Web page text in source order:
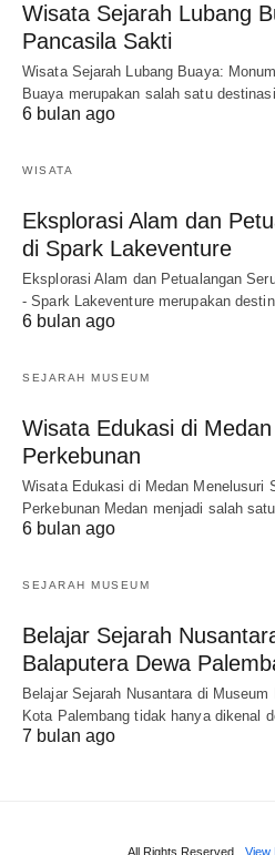
Wisata Sejarah Lubang
Pancasila Sakti
Wisata Sejarah Lubang Buaya:
Buaya merupakan salah satu
6 bulan ago
WISATA
Eksplorasi Alam dan
di Spark Lakeventure
Eksplorasi Alam dan Petualangan
- Spark Lakeventure merupakan
6 bulan ago
SEJARAH MUSEUM
Wisata Edukasi di
Perkebunan
Wisata Edukasi di Medan Menelusuri
Perkebunan Medan menjadi salah
6 bulan ago
SEJARAH MUSEUM
Belajar Sejarah
Balaputera Dewa
Belajar Sejarah Nusantara di
Kota Palembang tidak hanya dikenal
7 bulan ago
All Rights Reserved View